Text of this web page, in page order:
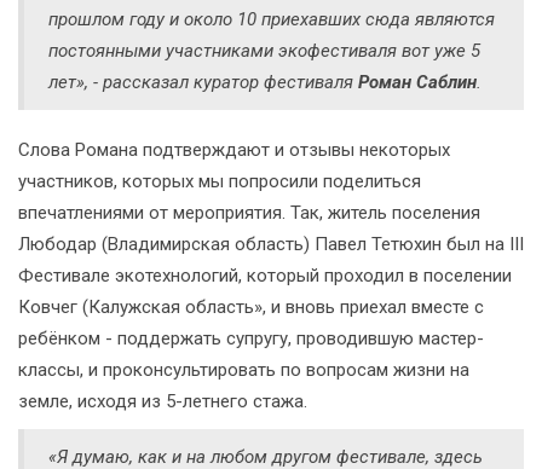
прошлом году и около 10 приехавших сюда являются
постоянными участниками экофестиваля вот уже 5
лет», - рассказал куратор фестиваля Роман Саблин.
Слова Романа подтверждают и отзывы некоторых
участников, которых мы попросили поделиться
впечатлениями от мероприятия. Так, житель поселения
Любодар (Владимирская область) Павел Тетюхин был на III
Фестивале экотехнологий, который проходил в поселении
Ковчег (Калужская область», и вновь приехал вместе с
ребёнком - поддержать супругу, проводившую мастер-
классы, и проконсультировать по вопросам жизни на
земле, исходя из 5-летнего стажа.
«Я думаю, как и на любом другом фестивале, здесь